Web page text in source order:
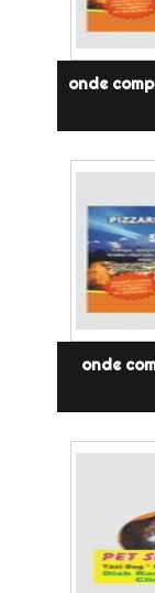
onde
onde